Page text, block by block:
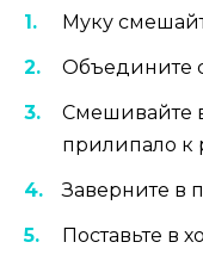
Муку
Объедините
Смешивайте
прилипало к
Заверните в
Поставьте в